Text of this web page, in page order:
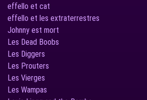
effello et cat
effello et les extraterrestres
Johnny est mort
Les Dead Boobs
Les Diggers
Les Prouters
Les Vierges
Les Wampas